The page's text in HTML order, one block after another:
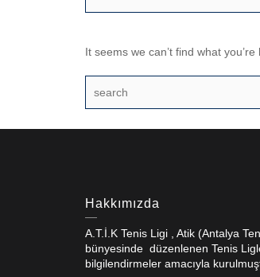
It seems we can’t find what
Hakkımızda
A.T.İ.K Tenis Ligi , Atik (Antalya
bünyesinde düzenlenen Tenis
bilgilendirmeler amacıyla